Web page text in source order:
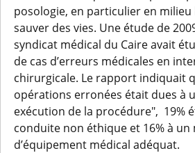
posologie, en particulier en
sauver des vies. Une étude de
syndicat médical du Caire avait
de cas d’erreurs médicales en
chirurgicale. Le rapport indiquait
opérations erronées était dues à
exécution de la procédure", 19%
conduite non éthique et 16% à un
d’équipement médical adéquat.